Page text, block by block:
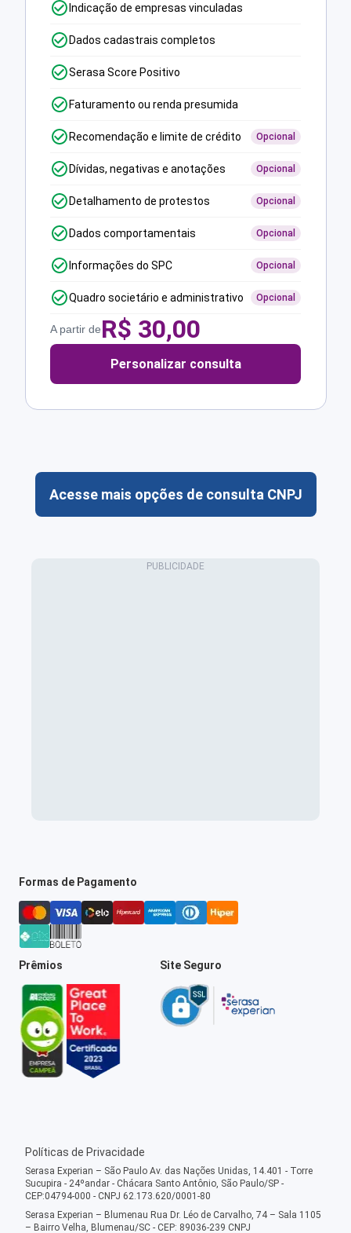
Indicação de empresas vinculadas
Dados cadastrais completos
Serasa Score Positivo
Faturamento ou renda presumida
Recomendação e limite de crédito Opcional
Dívidas, negativas e anotações Opcional
Detalhamento de protestos Opcional
Dados comportamentais Opcional
Informações do SPC Opcional
Quadro societário e administrativo Opcional
A partir deR$ 30,00
Personalizar consulta
Acesse mais opções de consulta CNPJ
Formas de Pagamento
Prêmios Site Seguro
Políticas de Privacidade
Serasa Experian – São Paulo Av. das Nações Unidas, 14.401 - Torre
Sucupira - 24ºandar - Chácara Santo Antônio, São Paulo/SP -
CEP:04794-000 - CNPJ 62.173.620/0001-80
Serasa Experian – Blumenau Rua Dr. Léo de Carvalho, 74 – Sala 1105
– Bairro Velha, Blumenau/SC - CEP: 89036-239 CNPJ